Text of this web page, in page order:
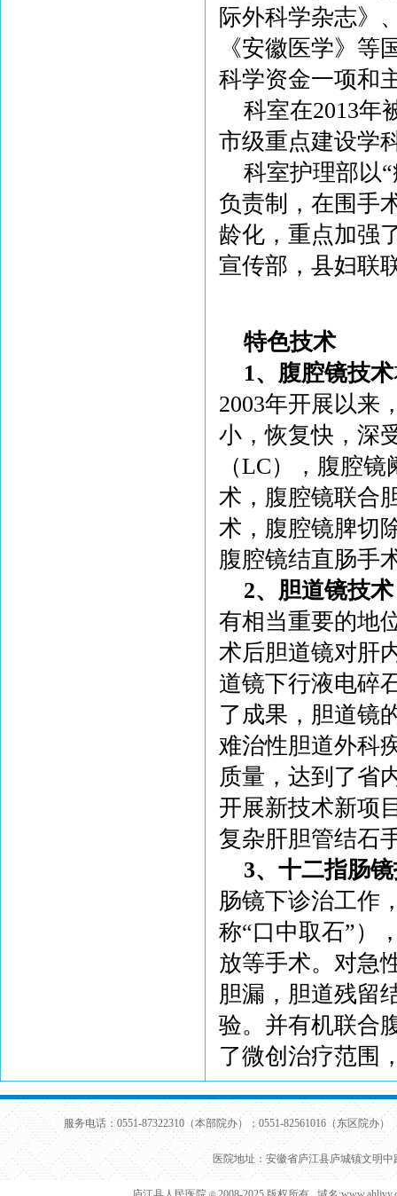
际外科学杂志》
《安徽医学》
科学资金一项和
科室在2013年
市级重点建设学
科室护理部以
负责制，在围手
龄化，重点加强
宣传部，县妇联
特色技术
1、腹腔镜技术
2003年开展以来
小，恢复快，深
（LC），腹腔
术，腹腔镜联合
术，腹腔镜脾切
腹腔镜结直肠手
2、 胆道镜技术
有相当重要的地
术后胆道镜对肝
道镜下行液电碎
了成果，胆道镜
难治性胆道外科
质量，达到了省
开展新技术新项
复杂肝胆管结石
3、十二指肠
肠镜下诊治工作
称“口中取石”）
放等手术。对急
胆漏，胆道残留
验。并有机联合
了微创治疗范围
服务电话：0551-87322310（本部院办）；0551-82561016（东区院办
医院地址：安徽省庐江县庐城镇文明